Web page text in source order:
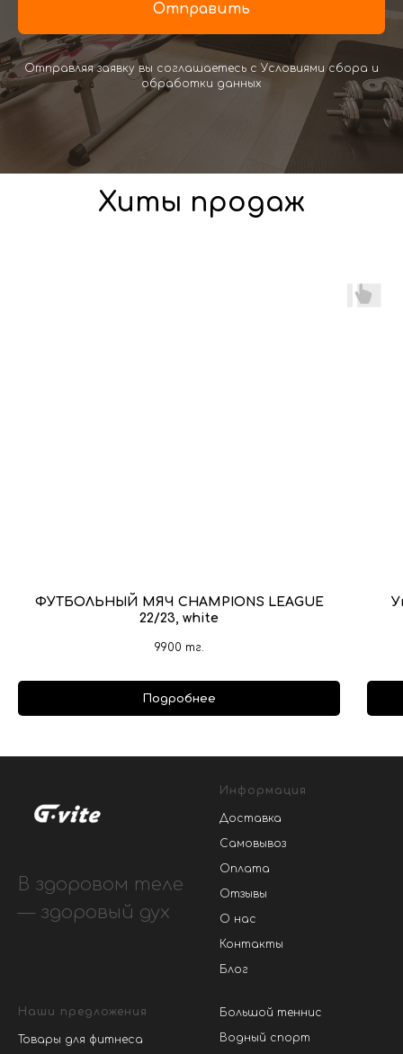
Отправить
Отправляя заявку вы соглашаетесь с Условиями сбора и
обработки данных
Хиты продаж
ФУТБОЛЬНЫЙ МЯЧ CHAMPIONS LEAGUE
22/23, white
9900 тг.
Подробнее
В здоровом теле
— здоровый дух
Информация
Доставка
Самовывоз
Оплата
Отзывы
О нас
Контакты
Блог
Наши предложения
Товары для фитнеса
Большой теннис
Водный спорт